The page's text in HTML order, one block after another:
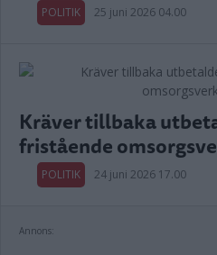
POLITIK 25 juni 2026 04.00
Kräver tillbaka
fristående
POLITIK 24 juni 2026 17.00
Annons: